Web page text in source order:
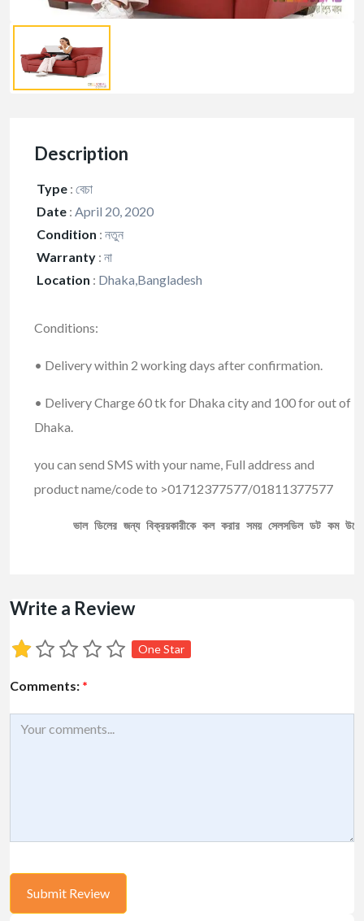
Description
Type : বেচা
Date : April 20, 2020
Condition : নতুন
Warranty : না
Location : Dhaka,Bangladesh
Conditions:
• Delivery within 2 working days after confirmation.
• Delivery Charge 60 tk for Dhaka city and 100 for out of
Dhaka.
you can send SMS with your name, Full address and
product name/code to >01712377577/01811377577
ভাল ডিলের জন্য বিক্রয়কারীকে কল করার সময় সেলসডিল ডট কম
Write a Review
One Star
Comments: *